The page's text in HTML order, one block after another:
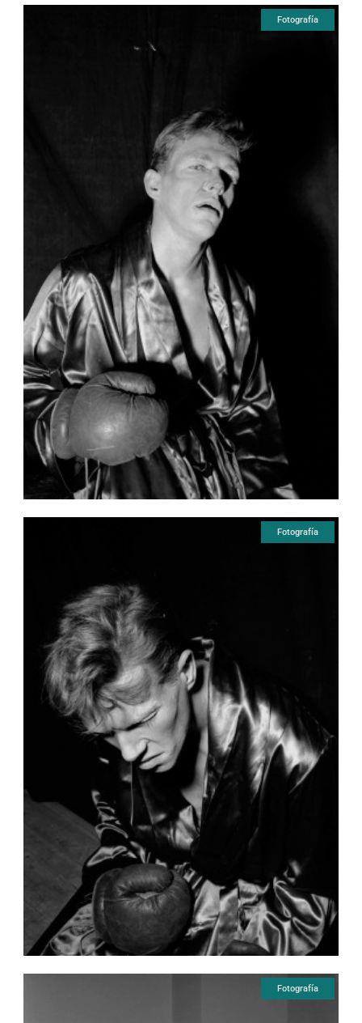
Fotografía
Fotografía
Fotografía